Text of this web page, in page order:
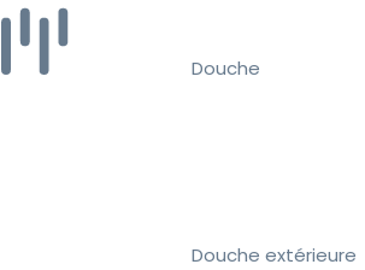
Douche
Douche extérieure